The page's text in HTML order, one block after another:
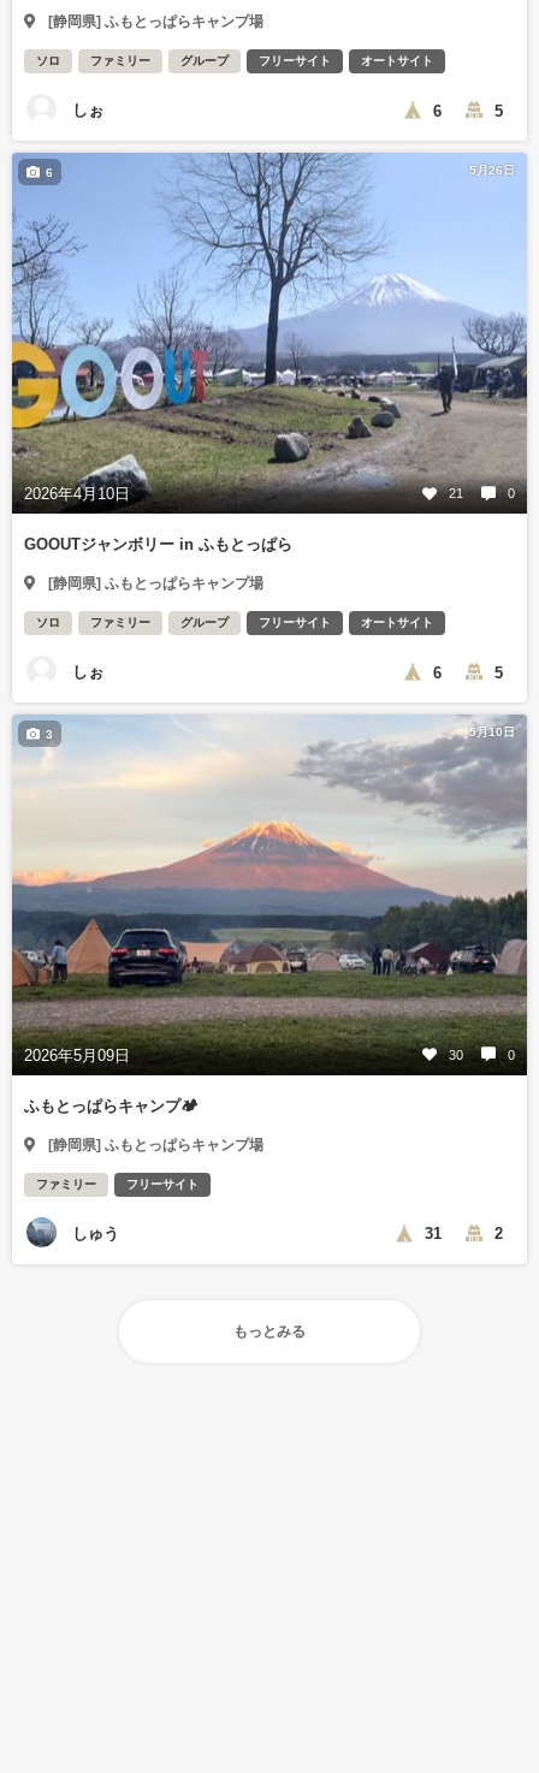
[静岡県] ふもとっぱらキャンプ場
ソロ ファミリー グループ フリーサイト オートサイト
しぉ 6 5
5月26日
2026年4月10日 21 0
6
GOOUTジャンボリー in ふもとっぱら
[静岡県] ふもとっぱらキャンプ場
ソロ ファミリー グループ フリーサイト オートサイト
しぉ 6 5
5月10日
2026年5月09日 30 0
3
ふもとっぱらキャンプ🏕️
[静岡県] ふもとっぱらキャンプ場
ファミリー フリーサイト
しゅう 31 2
もっとみる